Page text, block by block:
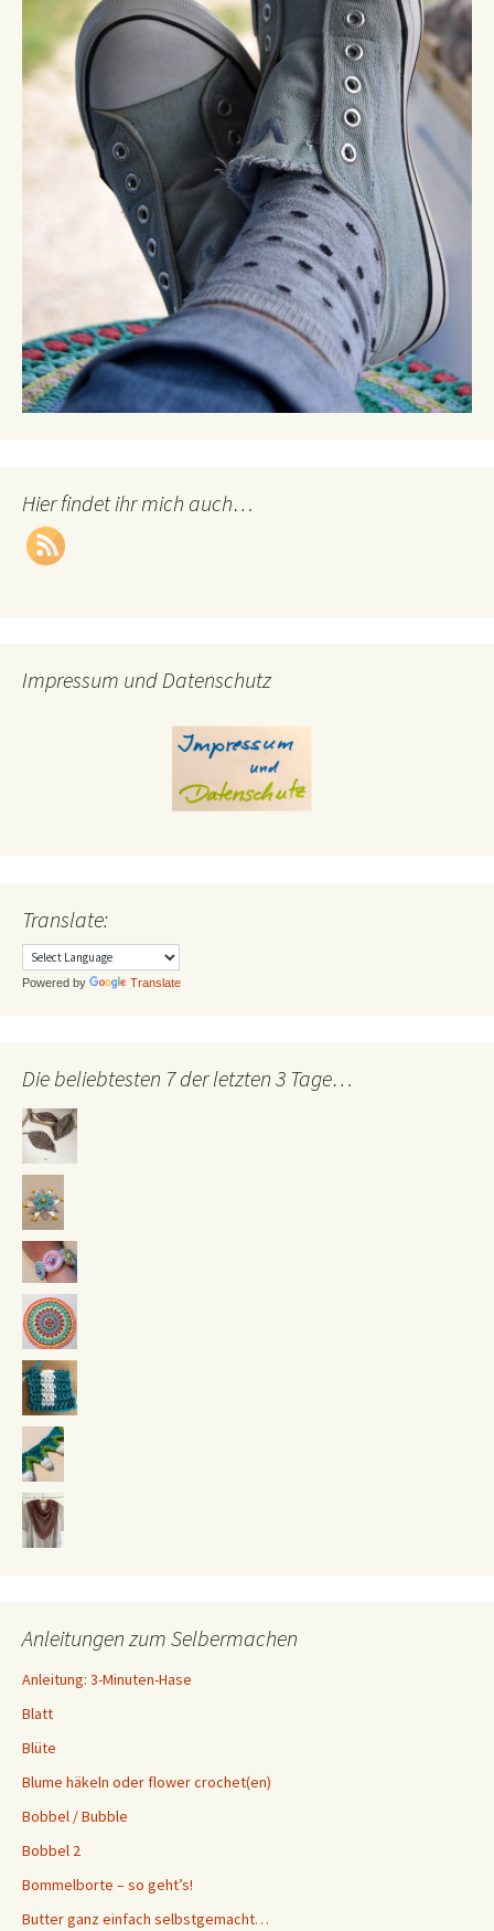
Hier findet ihr mich auch…
Impressum und Datenschutz
Translate:
Powered by Translate
Die beliebtesten 7 der letzten 3 Tage…
Anleitungen zum Selbermachen
Anleitung: 3-Minuten-Hase
Blatt
Blüte
Blume häkeln oder flower crochet(en)
Bobbel / Bubble
Bobbel 2
Bommelborte – so geht’s!
Butter ganz einfach selbstgemacht…